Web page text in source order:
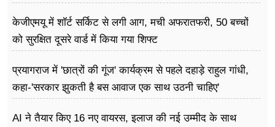
केजीएमयू में शॉर्ट सर्किट से लगी आग, मची अफरातफरी, 50 बच्चों
को सुरक्षित दूसरे वार्ड में किया गया शिफ्ट
प्रयागराज में 'छात्रों की गूंज' कार्यक्रम से पहले दहाड़े राहुल गांधी,
कहा-'सरकार झुकती है बस आवाज एक साथ उठनी चाहिए'
AI ने तैयार किए 16 नए वायरस, इलाज की नई उम्मीद के साथ